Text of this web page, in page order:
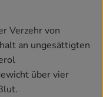
Verzehr von
an ungesättigten
über vier